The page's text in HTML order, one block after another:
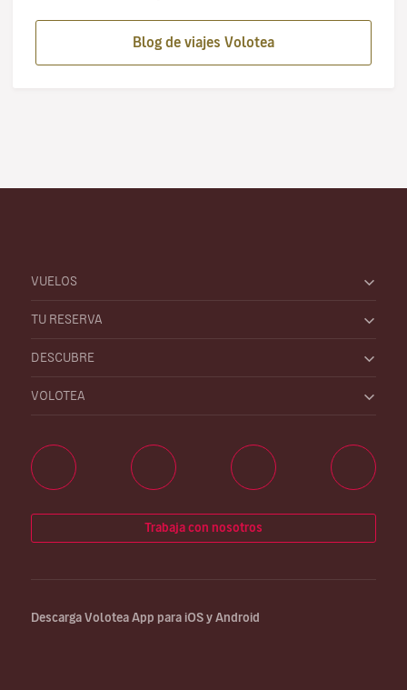
Blog de viajes Volotea
VUELOS
TU RESERVA
DESCUBRE
VOLOTEA
Trabaja con nosotros
Descarga Volotea App para iOS y Android